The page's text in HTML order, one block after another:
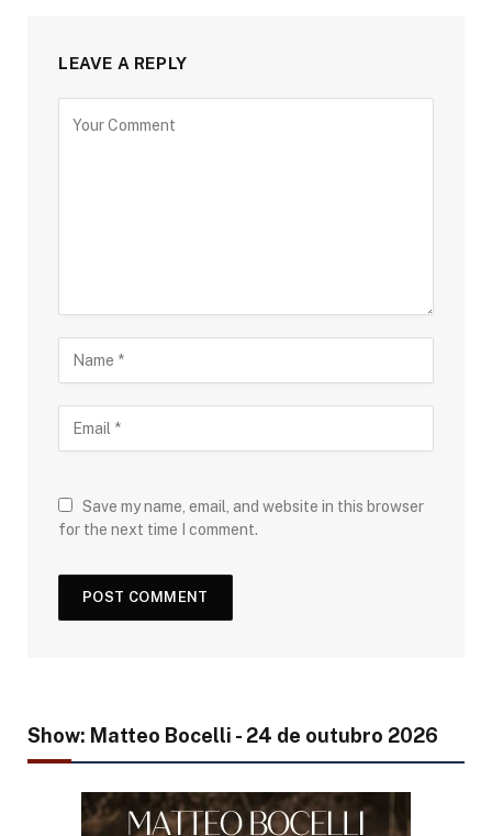
LEAVE A REPLY
Save my name, email, and website in this browser
for the next time I comment.
Show: Matteo Bocelli - 24 de outubro 2026